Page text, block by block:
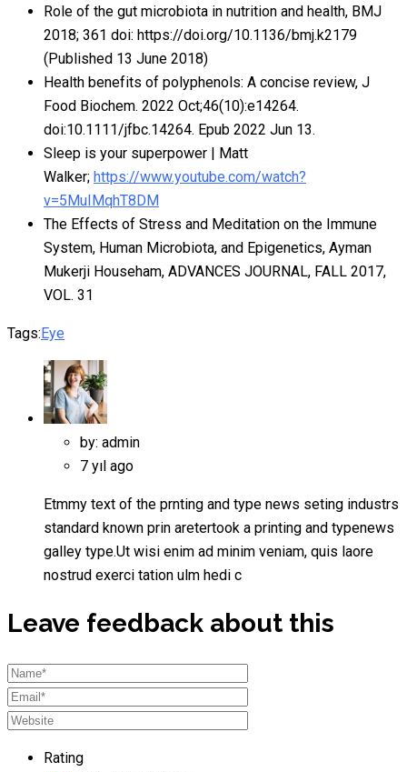
Role of the gut microbiota in nutrition and health, BMJ
2018; 361 doi: https://doi.org/10.1136/bmj.k2179
(Published 13 June 2018)
Health benefits of polyphenols: A concise review, J
Food Biochem. 2022 Oct;46(10):e14264.
doi:10.1111/jfbc.14264. Epub 2022 Jun 13.
Sleep is your superpower | Matt
Walker; https://www.youtube.com/watch?
v=5MuIMqhT8DM
The Effects of Stress and Meditation on the Immune
System, Human Microbiota, and Epigenetics, Ayman
Mukerji Househam, ADVANCES JOURNAL, FALL 2017,
VOL. 31
Tags:Eye
by: admin
7 yıl ago
Etmmy text of the prnting and type news seting industrs
standard known prin aretertook a printing and typenews
galley type.Ut wisi enim ad minim veniam, quis laore
nostrud exerci tation ulm hedi c
Leave feedback about this
Rating